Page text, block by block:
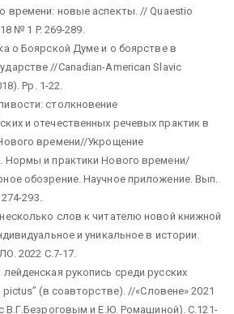
времени: новые аспекты. // Quaestio
№ 1 P. 269-289.
о Боярской Думе и о боярстве в
//Canadian-American Slavic
Pp. 1-22.
столкновение
и отечественных речевых практик в
времени//Укрощение
Нормы и практики Нового времени/
обозрение. Научное приложение. Вып.
293.
слов к читателю новой книжной
и уникальное в истории.
2022 С.7-17.
рукопись среди русских
(в соавторстве). //«Словене» 2021
В.Г.Безроговым и Е.Ю. Ромашиной). С.121-